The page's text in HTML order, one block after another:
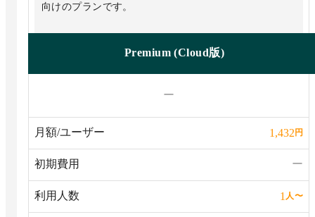
向けのプランです。
Premium (Cloud版)
ー
月額/ユーザー 1,432 円
初期費用 ー
利用人数 1人〜